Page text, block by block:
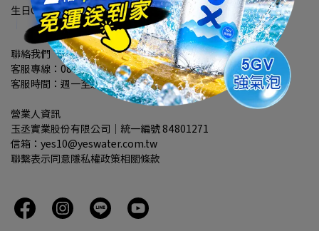
生日Coupon券使用說明 銷售合作 SGS塑膠微粒
聯絡我們
客服專線：0800-033-365
客服時間：週一至週五 08:30 至 17:30
營業人資訊
玉丞實業股份有限公司｜統一編號 84801271
信箱：yes10@yeswater.com.tw
聯繫表示同意隱私權政策相關條款